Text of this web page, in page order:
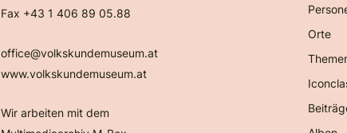
Fax +43 1 406 89 05.88
office@volkskundemuseum.at
www.volkskundemuseum.at
Wir arbeiten mit dem
Orte